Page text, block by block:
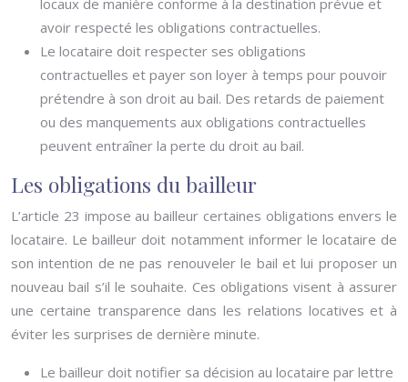
locaux de manière conforme à la destination prévue et
avoir respecté les obligations contractuelles.
Le locataire doit respecter ses obligations
contractuelles et payer son loyer à temps pour pouvoir
prétendre à son droit au bail. Des retards de paiement
ou des manquements aux obligations contractuelles
peuvent entraîner la perte du droit au bail.
Les obligations du bailleur
L’article 23 impose au bailleur certaines obligations envers le
locataire. Le bailleur doit notamment informer le locataire de
son intention de ne pas renouveler le bail et lui proposer un
nouveau bail s’il le souhaite. Ces obligations visent à assurer
une certaine transparence dans les relations locatives et à
éviter les surprises de dernière minute.
Le bailleur doit notifier sa décision au locataire par lettre